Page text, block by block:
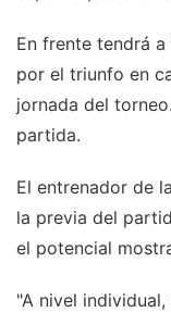
En frente tendrá a
por el triunfo en
jornada del
partida.
El entrenador de
la previa del
el potencial
"A nivel